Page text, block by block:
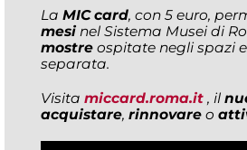
La MIC card, con 5 euro,
mesi nel Sistema Musei di
mostre ospitate negli spazi
separata.
Visita miccard.roma.it , il
acquistare, rinnovare o